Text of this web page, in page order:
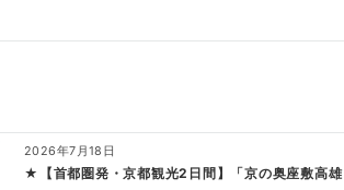
2026年7月18日
★【首都圏発・京都観光2日間】「京の奥座敷高